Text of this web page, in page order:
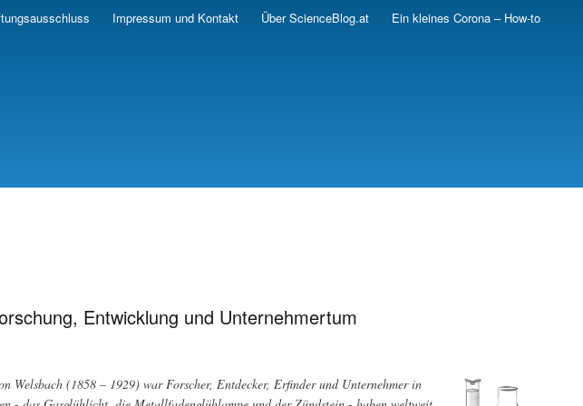
Impressum und Kontakt Über ScienceBlog.at Ein kleines Corona – How-to
Entwicklung und Unternehmertum
Welsbach (1858 – 1929) war Forscher, Entdecker, Erfinder und Unternehmer in